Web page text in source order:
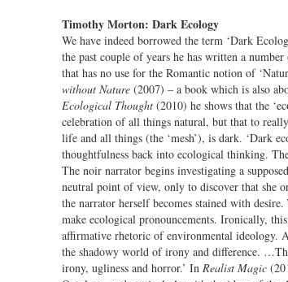
Timothy Morton: Dark Ecology
We have indeed borrowed the term ‘Dark
the past couple of years he has written a
that has no use for the Romantic notion of
without Nature (2007) – a book which is also
Ecological Thought (2010) he shows that the
celebration of all things natural, but that to
life and all things (the ‘mesh’), is dark. ‘Dark
thoughtfulness back into ecological thinking.
The noir narrator begins investigating a
neutral point of view, only to discover that she
the narrator herself becomes stained with
make ecological pronouncements. Ironically,
affirmative rhetoric of environmental ideology.
the shadowy world of irony and difference.
irony, ugliness and horror.’ In Realist Magic